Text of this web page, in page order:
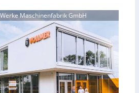
Maschinenfabrik GmbH